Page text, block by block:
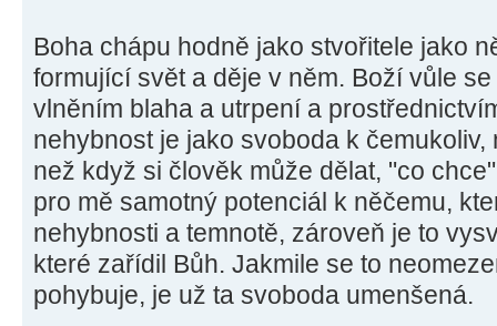
Boha chápu hodně jako stvořitele jako
formující svět a děje v něm. Boží vůle
vlněním blaha a utrpení a
nehybnost je jako svoboda k
než když si člověk může dělat, "co
pro mě samotný potenciál k něčemu,
nehybnosti a temnotě, zároveň je to
které zařídil Bůh. Jakmile se to
pohybuje, je už ta svoboda umenšená.